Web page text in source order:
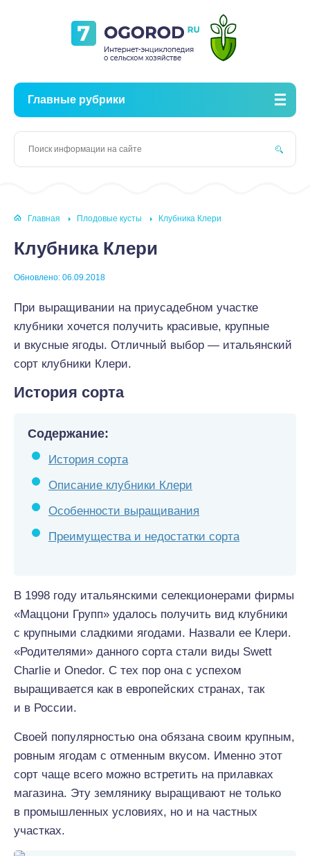
Главные рубрики
Главная Плодовые кусты Клубника Клери
Клубника Клери
Обновлено: 06.09.2018
При выращивании на приусадебном участке
клубники хочется получить красивые, крупные
и вкусные ягоды. Отличный выбор — итальянский
сорт клубники Клери.
История сорта
Содержание:
История сорта
Описание клубники Клери
Особенности выращивания
Преимущества и недостатки сорта
В 1998 году итальянскими селекционерами фирмы
«Маццони Групп» удалось получить вид клубники
с крупными сладкими ягодами. Назвали ее Клери.
«Родителями» данного сорта стали виды Swett
Charlie и Onedor. С тех пор она с успехом
выращивается как в европейских странах, так
и в России.
Своей популярностью она обязана своим крупным,
ровным ягодам с отменным вкусом. Именно этот
сорт чаще всего можно встретить на прилавках
магазина. Эту землянику выращивают не только
в промышленных условиях, но и на частных
участках.